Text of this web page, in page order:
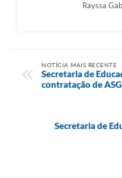
Rayssa
NOTÍCIA MAIS RECENTE
Secretaria de
contratação de ASG
Secretaria de